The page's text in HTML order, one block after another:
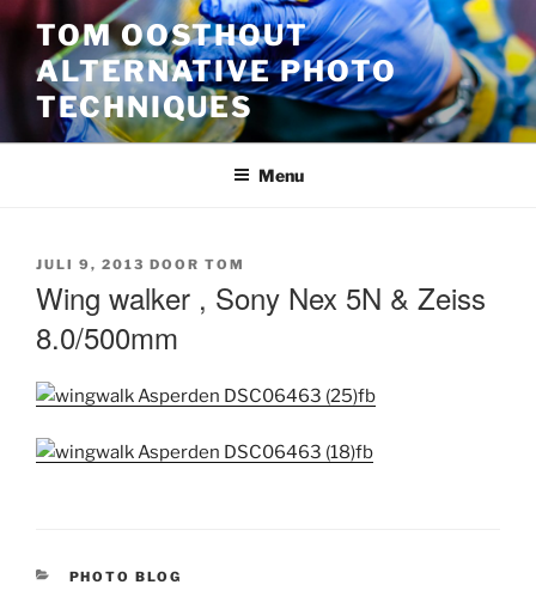
Ga
inhoud
TOM OOSTHOUT
ALTERNATIVE PHOTO
TECHNIQUES
Menu
GEPLAATST
JULI 9, 2013 DOOR TOM
Wing walker , Sony Nex 5N & Zeiss
8.0/500mm
CATEGORIEËN
PHOTO BLOG